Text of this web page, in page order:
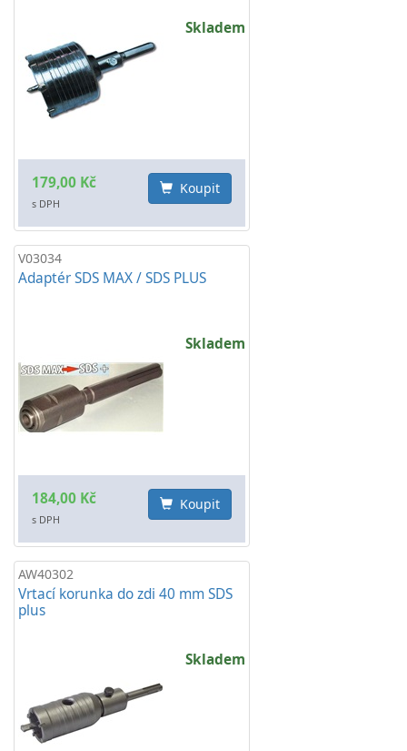
Skladem
179,00 Kč
s DPH
Koupit
V03034
Adaptér SDS MAX / SDS PLUS
Skladem
184,00 Kč
s DPH
Koupit
AW40302
Vrtací korunka do zdi 40 mm SDS
plus
Skladem